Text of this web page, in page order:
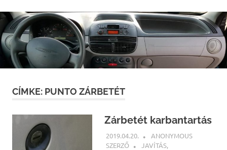
CÍMKE: PUNTO ZÁRBETÉT
Zárbetét karbantartás
2019.04.20.
ANONYMOUS
SZERZŐ
JAVÍTÁS,